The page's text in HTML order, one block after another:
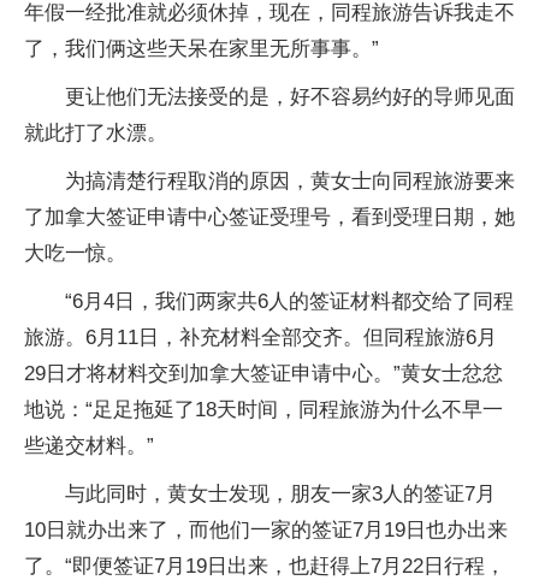
年假一经批准就必须休掉，现在，同程旅游告诉我走不
了，我们俩这些天呆在家里无所事事。”
更让他们无法接受的是，好不容易约好的导师见面
就此打了水漂。
为搞清楚行程取消的原因，黄女士向同程旅游要来
了加拿大签证申请中心签证受理号，看到受理日期，她
大吃一惊。
“6月4日，我们两家共6人的签证材料都交给了同程
旅游。6月11日，补充材料全部交齐。但同程旅游6月
29日才将材料交到加拿大签证申请中心。”黄女士忿忿
地说：“足足拖延了18天时间，同程旅游为什么不早一
些递交材料。”
与此同时，黄女士发现，朋友一家3人的签证7月
10日就办出来了，而他们一家的签证7月19日也办出来
了。“即便签证7月19日出来，也赶得上7月22日行程，